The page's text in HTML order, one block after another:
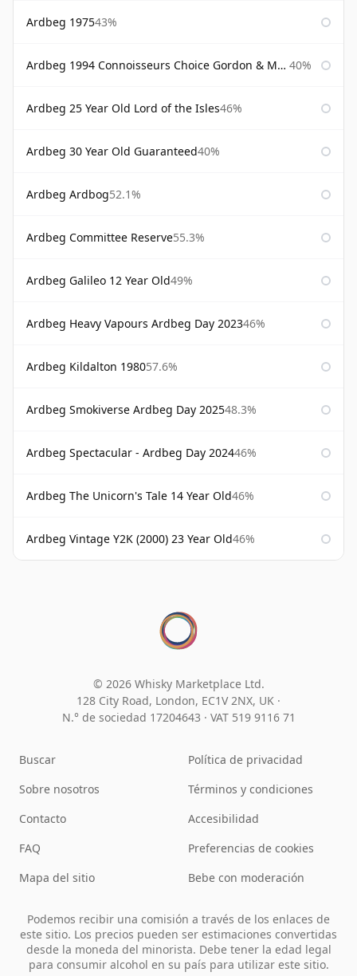
Ardbeg 197543%
Ardbeg 1994 Connoisseurs Choice Gordon & Macphail 40%
Ardbeg 25 Year Old Lord of the Isles46%
Ardbeg 30 Year Old Guaranteed40%
Ardbeg Ardbog52.1%
Ardbeg Committee Reserve55.3%
Ardbeg Galileo 12 Year Old49%
Ardbeg Heavy Vapours Ardbeg Day 202346%
Ardbeg Kildalton 198057.6%
Ardbeg Smokiverse Ardbeg Day 202548.3%
Ardbeg Spectacular - Ardbeg Day 202446%
Ardbeg The Unicorn's Tale 14 Year Old46%
Ardbeg Vintage Y2K (2000) 23 Year Old46%
© 2026 Whisky Marketplace Ltd.
128 City Road, London, EC1V 2NX, UK ·
N.° de sociedad 17204643 · VAT 519 9116 71
Buscar
Sobre nosotros
Contacto
FAQ
Mapa del sitio
Política de privacidad
Términos y condiciones
Accesibilidad
Preferencias de cookies
Bebe con moderación
Podemos recibir una comisión a través de los enlaces de
este sitio. Los precios pueden ser estimaciones convertidas
desde la moneda del minorista. Debe tener la edad legal
para consumir alcohol en su país para utilizar este sitio.